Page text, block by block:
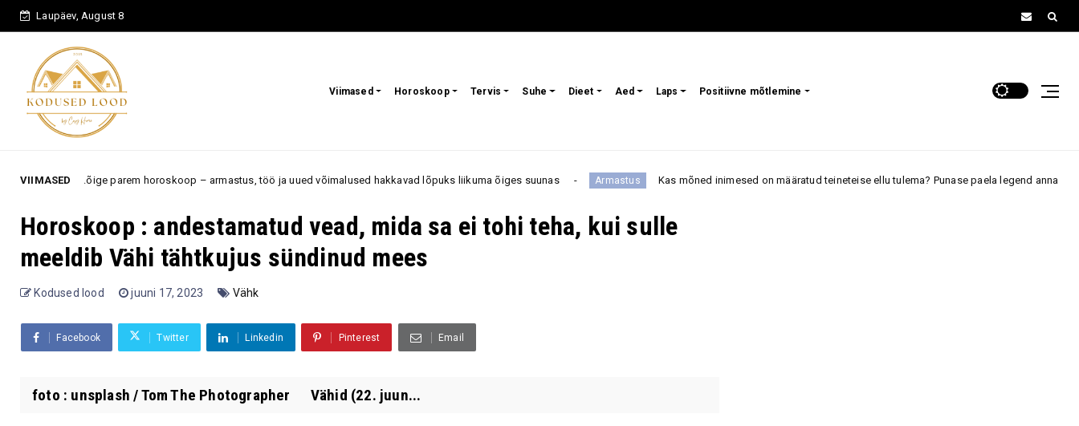
Laupäev, August 8
Viimased Horoskoop Tervis Suhe Dieet Aed Laps Positiivne mõtlemine
VIIMASED
parem horoskoop – armastus, töö ja uued võimalused hakkavad lõpuks liikuma õiges suunas Armastus Kas mõned inimesed on määratud teineteise ellu tulema? Punase paela legend annab sellele ilusa vastuse
Horoskoop : andestamatud vead, mida sa ei tohi teha, kui sulle
meeldib Vähi tähtkujus sündinud mees
Kodused lood juuni 17, 2023 Vähk
Facebook Twitter Linkedin Pinterest Email
foto : unsplash / Tom The Photographer Vähid (22. juun...